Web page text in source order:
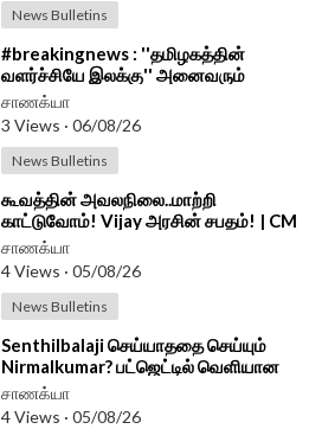
News Bulletins
⁣#breakingnews : ''தமிழகத்தின்
வளர்ச்சியே இலக்கு'' அனைவரும்
பாராட்டும் Budget!! நெகிழ்ந்த CM
Vijay!!
சாணக்யா
3 Views · 06/08/26
News Bulletins
⁣கூவத்தின் அவலநிலை..மாற்றி
காட்டுவோம்! Vijay அரசின் சபதம்! | CM
Vijay | TVK Government
சாணக்யா
4 Views · 05/08/26
News Bulletins
⁣Senthilbalaji செய்யாததை செய்யும்
Nirmalkumar? பட்ஜெட்டில் வெளியான
முக்கிய விஷயம் | TN Assembly 2026
சாணக்யா
4 Views · 05/08/26